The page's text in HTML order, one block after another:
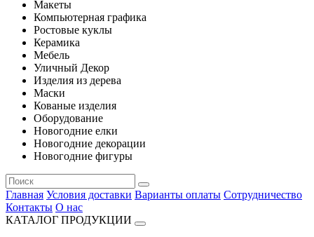
Макеты
Компьютерная графика
Ростовые куклы
Керамика
Мебель
Уличный Декор
Изделия из дерева
Маски
Кованые изделия
Оборудование
Новогодние елки
Новогодние декорации
Новогодние фигуры
Главная Условия доставки Варианты оплаты Сотрудничество
Контакты О нас
КАТАЛОГ ПРОДУКЦИИ